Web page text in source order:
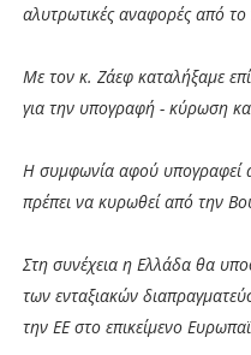
αλυτρωτικές αναφορές από
Με τον κ. Ζάεφ καταλήξαμε
για την υπογραφή - κύρωση
Η συμφωνία αφού υπογραφεί
πρέπει να κυρωθεί από την
Στη συνέχεια η Ελλάδα θα
των ενταξιακών
την ΕΕ στο επικείμενο